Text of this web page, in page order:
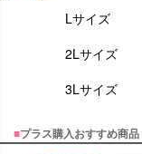
Lサイズ
2Lサイズ
3Lサイズ
■プラス購入おすすめ商品